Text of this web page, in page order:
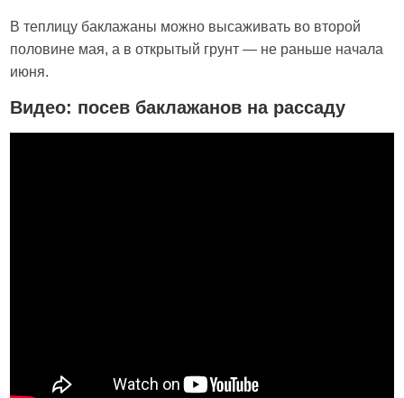
В теплицу баклажаны можно высаживать во второй
половине мая, а в открытый грунт — не раньше начала
июня.
Видео: посев баклажанов на рассаду